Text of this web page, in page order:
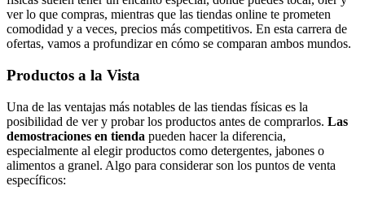
ver lo que compras, mientras que las tiendas online te prometen
comodidad y a veces, precios más competitivos. En esta carrera de
ofertas, vamos a profundizar en cómo se comparan ambos mundos.
Productos a la Vista
Una de las ventajas más notables de las tiendas físicas es la
posibilidad de ver y probar los productos antes de comprarlos. Las
demostraciones en tienda pueden hacer la diferencia,
especialmente al elegir productos como detergentes, jabones o
alimentos a granel. Algo para considerar son los puntos de venta
específicos: